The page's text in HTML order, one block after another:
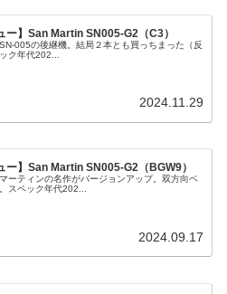
ー】San Martin SN005-G2（C3）
005の後継機。結局２本とも買っちまった（反
ク年代202...
2024.11.29
ー】San Martin SN005-G2（BGW9）
ーティンの名作がバージョンアップ。双方向ベ
スペック年代202...
2024.09.17